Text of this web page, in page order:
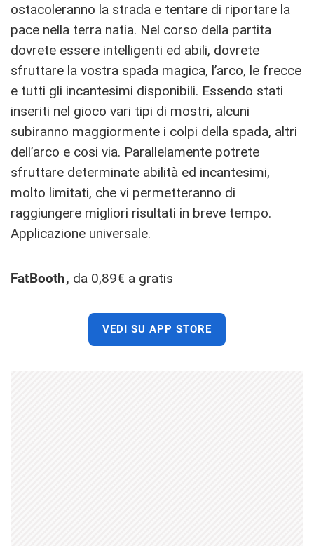
ostacoleranno la strada e tentare di riportare la
pace nella terra natia. Nel corso della partita
dovrete essere intelligenti ed abili, dovrete
sfruttare la vostra spada magica, l’arco, le frecce
e tutti gli incantesimi disponibili. Essendo stati
inseriti nel gioco vari tipi di mostri, alcuni
subiranno maggiormente i colpi della spada, altri
dell’arco e cosi via. Parallelamente potrete
sfruttare determinate abilità ed incantesimi,
molto limitati, che vi permetteranno di
raggiungere migliori risultati in breve tempo.
Applicazione universale.
FatBooth, da 0,89€ a gratis
VEDI SU APP STORE